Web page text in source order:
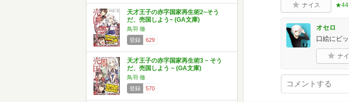
天才王子の赤字国家再生術2~そう
だ、売国しよう~ (GA文庫)
鳥羽 徹
登録
629
天才王子の赤字国家再生術3 ~ そう
だ、売国しよう ~ (GA文庫)
鳥羽 徹
登録
570
ナイス ★44
オセロ
口絵にビ
ナ